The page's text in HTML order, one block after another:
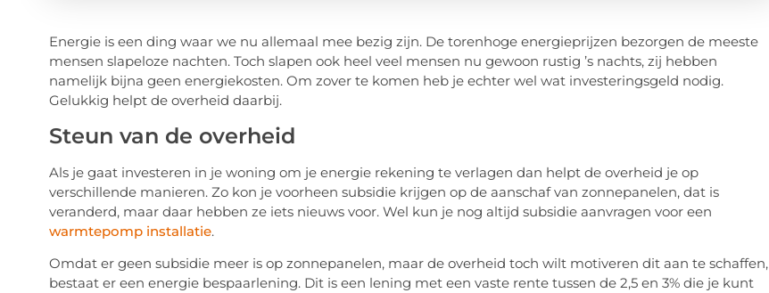
Energie is een ding waar we nu allemaal mee bezig zijn. De torenhoge energieprijzen bezorgen de meeste
mensen slapeloze nachten. Toch slapen ook heel veel mensen nu gewoon rustig ’s nachts, zij hebben
namelijk bijna geen energiekosten. Om zover te komen heb je echter wel wat investeringsgeld nodig.
Gelukkig helpt de overheid daarbij.
Steun van de overheid
Als je gaat investeren in je woning om je energie rekening te verlagen dan helpt de overheid je op
verschillende manieren. Zo kon je voorheen subsidie krijgen op de aanschaf van zonnepanelen, dat is
veranderd, maar daar hebben ze iets nieuws voor. Wel kun je nog altijd subsidie aanvragen voor een
warmtepomp installatie.
Omdat er geen subsidie meer is op zonnepanelen, maar de overheid toch wilt motiveren dit aan te schaffen,
bestaat er een energie bespaarlening. Dit is een lening met een vaste rente tussen de 2,5 en 3% die je kunt